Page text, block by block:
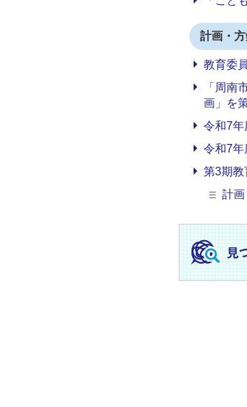
計画・
教育委
「周南
画」を
令和7年
令和7年
第3期教
計画